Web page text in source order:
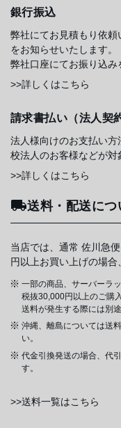
銀行振込
弊社にてお見積もり依
をお知らせいたします。
弊社口座にてお振り込み
>>詳しくはこちら
請求書払い（法人契
法人様向けのお支払い
校法人のお客様などが対
>>詳しくはこちら
送料・配送につ
当店では、通常 佐川急
円以上お買い上げの場合
一部の商品、サーバーラ
税抜30,000円以上のご購
送料が発生する際には別
沖縄、離島については送
い。
代金引換発送の場合、代
す。
>>送料一覧はこちら